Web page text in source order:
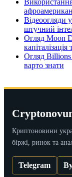
Відеоогляди
штучний
Огляд Moon
Огляд Billions
варто знати
Криптоновини
біржі, ринок та
Telegram